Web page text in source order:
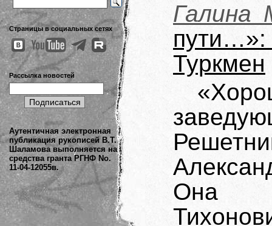
Страницы в социальных сетях
Рассылка новостей
Аутентичная электронная
публикация рукописей В.Т.
Шаламова выполняется на
средства гранта РГНФ No.
11-04-12055в.
Галина
Туркмен
Она